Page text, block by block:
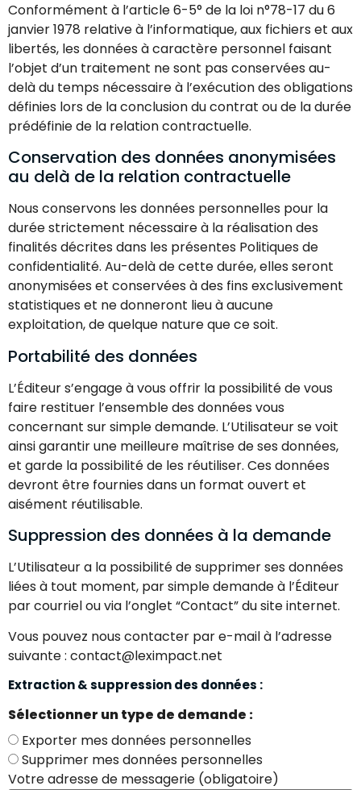
Conformément à l’article 6-5° de la loi n°78-17 du 6
janvier 1978 relative à l’informatique, aux fichiers et aux
libertés, les données à caractère personnel faisant
l’objet d’un traitement ne sont pas conservées au-
delà du temps nécessaire à l’exécution des obligations
définies lors de la conclusion du contrat ou de la durée
prédéfinie de la relation contractuelle.
Conservation des données anonymisées
au delà de la relation contractuelle
Nous conservons les données personnelles pour la
durée strictement nécessaire à la réalisation des
finalités décrites dans les présentes Politiques de
confidentialité. Au-delà de cette durée, elles seront
anonymisées et conservées à des fins exclusivement
statistiques et ne donneront lieu à aucune
exploitation, de quelque nature que ce soit.
Portabilité des données
L’Éditeur s’engage à vous offrir la possibilité de vous
faire restituer l’ensemble des données vous
concernant sur simple demande. L’Utilisateur se voit
ainsi garantir une meilleure maîtrise de ses données,
et garde la possibilité de les réutiliser. Ces données
devront être fournies dans un format ouvert et
aisément réutilisable.
Suppression des données à la demande
L’Utilisateur a la possibilité de supprimer ses données
liées à tout moment, par simple demande à l’Éditeur
par courriel ou via l’onglet “Contact” du site internet.
Vous pouvez nous contacter par e-mail à l’adresse
suivante : contact@leximpact.net
Extraction & suppression des données :
Sélectionner un type de demande :
Exporter mes données personnelles
Supprimer mes données personnelles
Votre adresse de messagerie (obligatoire)